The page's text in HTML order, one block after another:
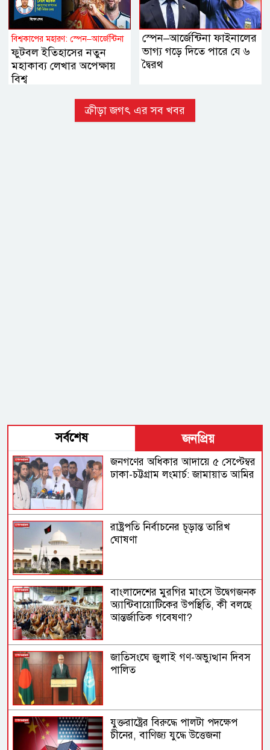
বিশ্বকাপের মহারণ: স্পেন–আর্জেন্টিনা
ফুটবল ইতিহাসের নতুন
মহাকাব্য লেখার অপেক্ষায়
বিশ্ব
স্পেন–আর্জেন্টিনা ফাইনালের
ভাগ্য গড়ে দিতে পারে যে ৬
দ্বৈরথ
ক্রীড়া জগৎ এর সব খবর
সর্বশেষ জনপ্রিয়
জনগণের অধিকার আদায়ে ৫ সেপ্টেম্বর
ঢাকা-চট্টগ্রাম লংমার্চ: জামায়াত আমির
রাষ্ট্রপতি নির্বাচনের চূড়ান্ত তারিখ
ঘোষণা
বাংলাদেশের মুরগির মাংসে উদ্বেগজনক
অ্যান্টিবায়োটিকের উপস্থিতি, কী বলছে
আন্তর্জাতিক গবেষণা?
জাতিসংঘে জুলাই গণ-অভ্যুত্থান দিবস
পালিত
যুক্তরাষ্ট্রের বিরুদ্ধে পালটা পদক্ষেপ
চীনের, বাণিজ্য যুদ্ধে ‍উত্তেজনা